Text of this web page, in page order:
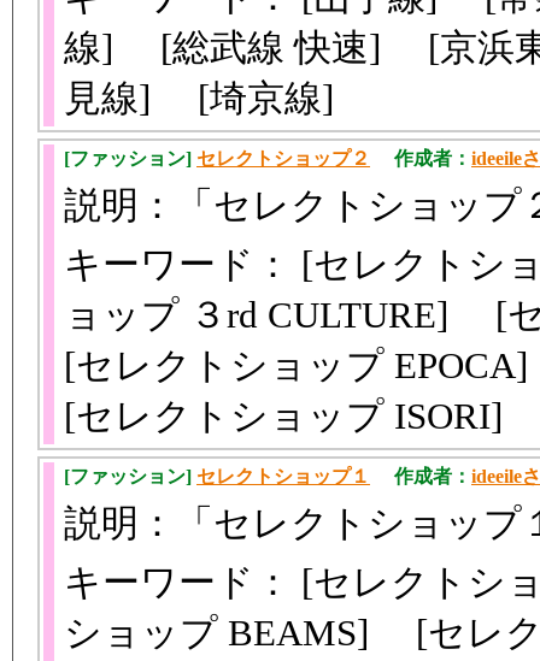
線] [総武線 快速] [京浜
見線] [埼京線]
[ファッション] セレクトショップ２ 作成者： ideeile
説明：「セレクトショップ
キーワード： [セレクトシ
ョップ ３rd CULTURE] [
[セレクトショップ
[セレクトショップ ISORI]
[ファッション] セレクトショップ１ 作成者： ideeile
説明：「セレクトショップ
キーワード： [セレクトシ
ショップ BEAMS] [セレ